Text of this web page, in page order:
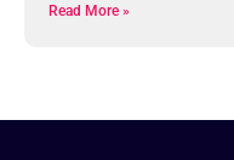
Read More »